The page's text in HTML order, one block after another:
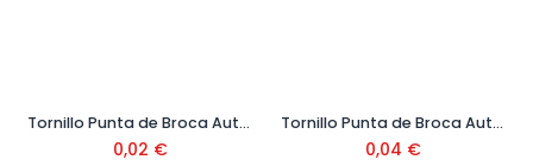
Tornillo Punta de Broca Autotaladrante DIN 7504P Cabeza Avellanada Ø4,2 mm
0,02 €
Tornillo Punta de Broca Autotaladrante DIN 7504P Cabeza Avellanada Ø4,8 mm
0,04 €